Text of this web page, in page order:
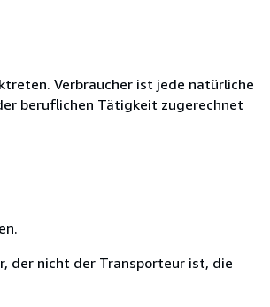
Verbraucher ist jede natürliche
beruflichen Tätigkeit zugerechnet
der nicht der Transporteur ist, die